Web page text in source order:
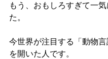
もう、おもしろすぎて一
た。
今世界が注目する「動物
を開いた人です。